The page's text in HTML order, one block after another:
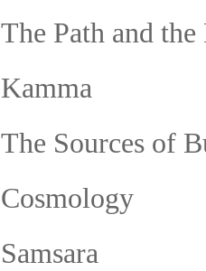
The Path and
Kamma
The Sources of
Cosmology
Samsara